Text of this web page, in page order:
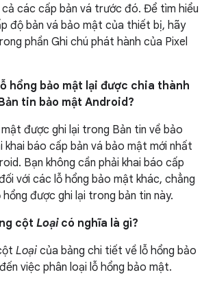
các cấp bản vá trước đó. Để tìm hiểu
độ bản vá bảo mật của thiết bị, hãy
phần Ghi chú phát hành của Pixel
hổng bảo mật lại được chia thành
tin bảo mật Android?
được ghi lại trong Bản tin về bảo
khai báo cấp bản vá bảo mật mới nhất
Bạn không cần phải khai báo cấp
với các lỗ hổng bảo mật khác, chẳng
hổng được ghi lại trong bản tin này.
cột Loạicó nghĩa là gì?
Loại của bảng chi tiết về lỗ hổng bảo
việc phân loại lỗ hổng bảo mật.